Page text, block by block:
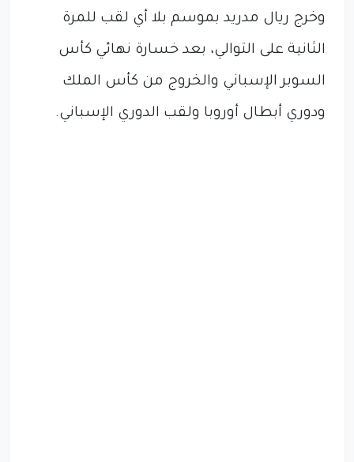
وخرج ريال مدريد بموسم بلا أي لقب للمرة
الثانية على التوالي، بعد خسارة نهائي كأس
السوبر الإسباني والخروج من كأس الملك
ودوري أبطال أوروبا ولقب الدوري الإسباني.